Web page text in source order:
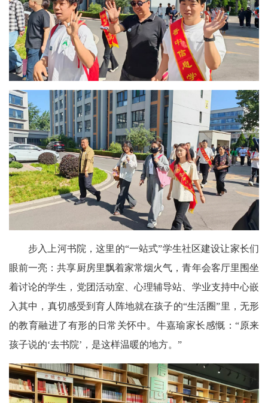
步入上河书院，这里的“一站式”学生社区建设让家长们
眼前一亮：共享厨房里飘着家常烟火气，青年会客厅里围坐
着讨论的学生，党团活动室、心理辅导站、学业支持中心嵌
入其中，真切感受到育人阵地就在孩子的“生活圈”里，无形
的教育融进了有形的日常关怀中。牛嘉瑜家长感慨：“原来
孩子说的‘去书院’，是这样温暖的地方。”